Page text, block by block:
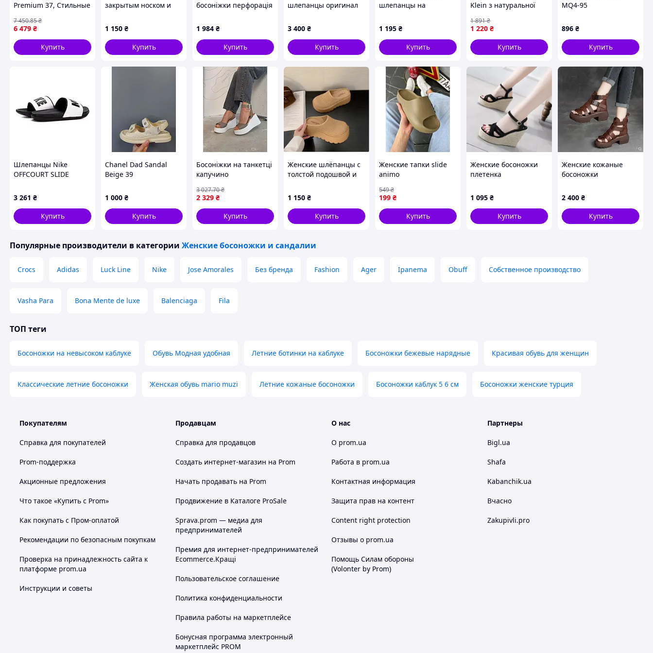
Похожие товары по характеристикам
Premium 37, Стильные
унисекс повседневные
6 479 ₴
7 450.85₴
Купить
закрытым носком и
1 150 ₴
Купить
босоніжки перфорація
1 984 ₴
Купить
шлепанцы оригинал
24,1 см 8 US
3 400 ₴
Купить
шлепанцы на
1 195 ₴
Купить
Klein з натуральної
1 220 ₴
1 891₴
Купить
MQ4-95
896 ₴
Купить
Шлепанцы Nike
OFFCOURT SLIDE
3 261 ₴
Купить
Chanel Dad Sandal
Beige 39
1 000 ₴
Купить
Босоніжки на танкетці
капучино
2 329 ₴
3 027.70₴
Купить
Женские шлёпанцы с
толстой подошвой и
1 150 ₴
Купить
Женские тапки slide
animo
199 ₴
549₴
Купить
Женские босоножки
плетенка
1 095 ₴
Купить
Женские кожаные
босоножки
2 400 ₴
Купить
Популярные производители в категории Женские босоножки и сандалии
Crocs Adidas Luck Line Nike Jose Amorales Без бренда Fashion Ager Ipanema Obuff Собственное производство
Vasha Para Bona Mente de luxe Balenciaga Fila
ТОП теги
Босоножки на невысоком каблуке Обувь Модная удобная Летние ботинки на каблуке Босоножки бежевые нарядные Красивая обувь для женщин
Классические летние босоножки Женская обувь mario muzi Летние кожаные босоножки Босоножки каблук 5 6 см Босоножки женские турция
Покупателям
Справка для покупателей
Prom-поддержка
Акционные предложения
Что такое «Купить с Prom»
Как покупать с Пром-оплатой
Рекомендации по безопасным покупкам
Проверка на принадлежность сайта к
платформе prom.ua
Инструкции и советы
Продавцам
Справка для продавцов
Создать интернет-магазин на Prom
Начать продавать на Prom
Продвижение в Каталоге ProSale
Sprava.prom — медиа для
предпринимателей
Премия для интернет-предпринимателей
Ecommerce.Кращі
Пользовательское соглашение
Политика конфиденциальности
Правила работы на маркетплейсе
Бонусная программа электронный
маркетплейс PROM
О нас
О prom.ua
Работа в prom.ua
Контактная информация
Защита прав на контент
Content right protection
Отзывы о prom.ua
Помощь Силам обороны
(Volonter by Prom)
Партнеры
Bigl.ua
Shafa
Kabanchik.ua
Вчасно
Zakupivli.pro